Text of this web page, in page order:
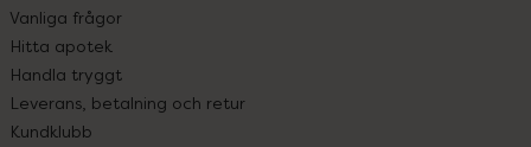
Vanliga frågor
Hitta apotek
Handla tryggt
Leverans, betalning och retur
Kundklubb